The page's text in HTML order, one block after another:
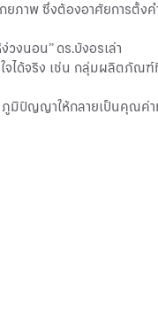
าพ ซึ่งต้องอาศัยการตั้ง
วงนอน” ดร.บังอรเล่า
จริง เช่น กลุ่มผลิตภัณฑ์
ปัญญาให้กลายเป็นคุณค่